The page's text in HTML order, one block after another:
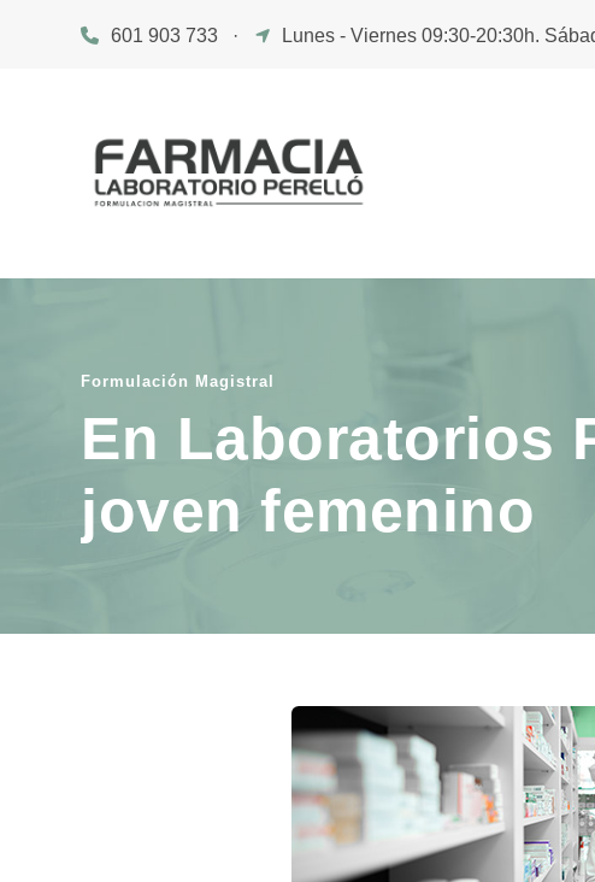
601 903 733 · Lunes - Viernes 09:30-20:30h.
Formulación Magistral
En Laboratorios
joven femenino